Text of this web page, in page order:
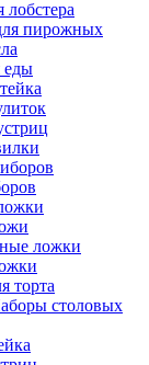
пирожных
еды
ложки
торта
столовых